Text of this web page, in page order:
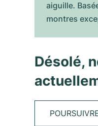
aiguille.
montres
Désolé,